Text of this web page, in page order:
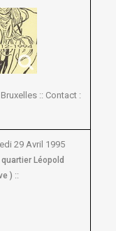
:: Contact :
29 Avril 1995
Léopold
) ::